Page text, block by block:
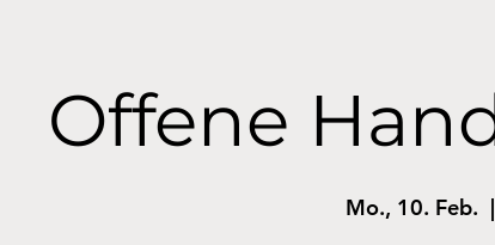
Offene
Mo., 10. Feb.
  |